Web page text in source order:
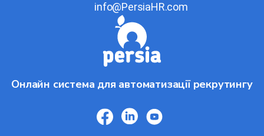
Онлайн система для автоматизації рекрутингу
info@PersiaHR.com